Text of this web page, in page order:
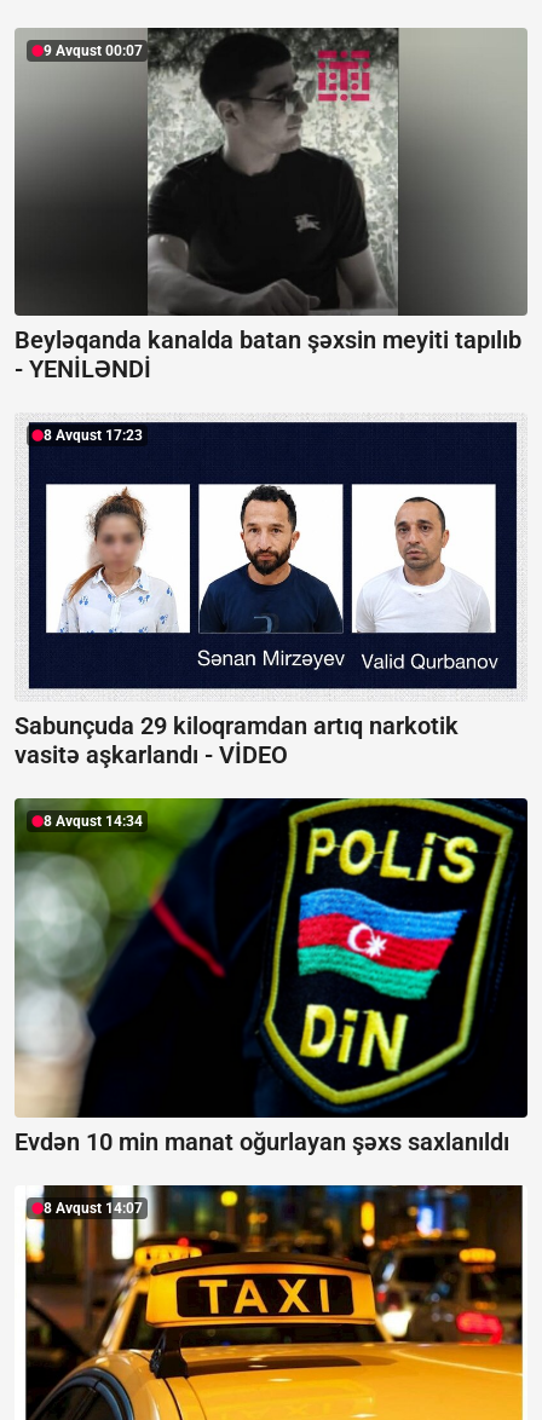
9 Avqust 00:07
Beyləqanda kanalda batan şəxsin meyiti tapılıb
- YENİLƏNDİ
8 Avqust 17:23
Sabunçuda 29 kiloqramdan artıq narkotik
vasitə aşkarlandı - VİDEO
8 Avqust 14:34
Evdən 10 min manat oğurlayan şəxs saxlanıldı
8 Avqust 14:07